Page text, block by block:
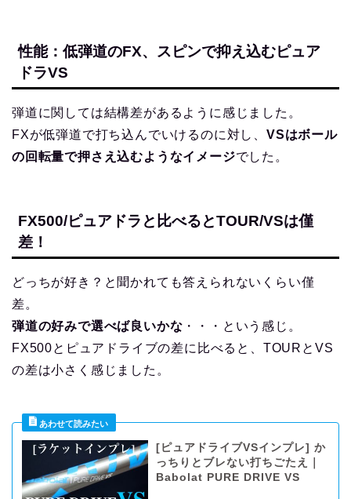
性能：低弾道のFX、スピンで抑え込むピュア
ドラVS
弾道に関しては結構差があるように感じました。
FXが低弾道で打ち込んでいけるのに対し、 VSはボール
の回転量で押さえ込むようなイメージでした。
FX500/ピュアドラと比べるとTOUR/VSは僅
差！
どっちが好き？と聞かれても答えられないくらい僅
差。
弾道の好みで選べば良いかな ・・・という感じ。
FX500とピュアドライブの差に比べると、TOURとVS
の差は小さく感じました。
[ピュアドライブVSインプレ] か
っちりとブレない打ちごたえ｜
Babolat PURE DRIVE VS